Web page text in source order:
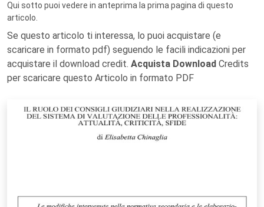
Qui sotto puoi vedere in anteprima la prima pagina di questo
articolo.
Se questo articolo ti interessa, lo puoi acquistare (e
scaricare in formato pdf) seguendo le facili indicazioni per
acquistare il download credit. Acquista Download Credits
per scaricare questo Articolo in formato PDF